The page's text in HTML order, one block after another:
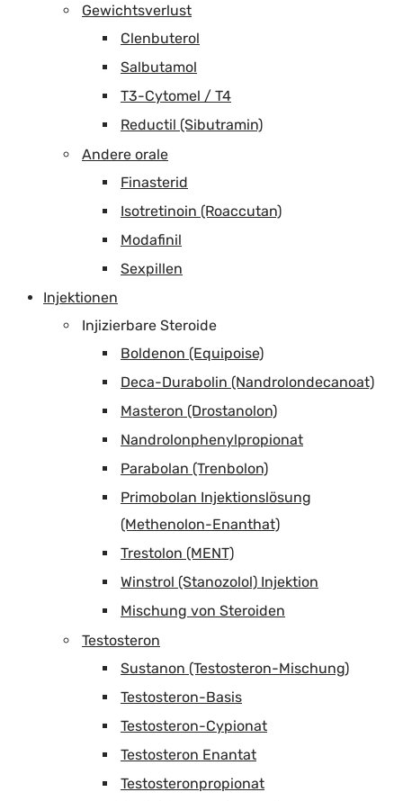
Gewichtsverlust
Clenbuterol
Salbutamol
T3-Cytomel / T4
Reductil (Sibutramin)
Andere orale
Finasterid
Isotretinoin (Roaccutan)
Modafinil
Sexpillen
Injektionen
Injizierbare Steroide
Boldenon (Equipoise)
Deca-Durabolin (Nandrolondecanoat)
Masteron (Drostanolon)
Nandrolonphenylpropionat
Parabolan (Trenbolon)
Primobolan Injektionslösung
(Methenolon-Enanthat)
Trestolon (MENT)
Winstrol (Stanozolol) Injektion
Mischung von Steroiden
Testosteron
Sustanon (Testosteron-Mischung)
Testosteron-Basis
Testosteron-Cypionat
Testosteron Enantat
Testosteronpropionat